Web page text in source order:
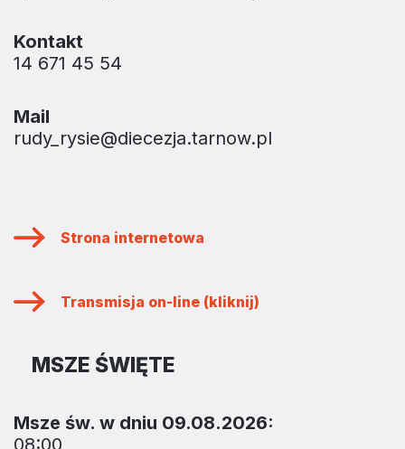
Kontakt
14 671 45 54
Mail
rudy_rysie@diecezja.tarnow.pl
Strona internetowa
Transmisja on-line (kliknij)
MSZE ŚWIĘTE
Msze św. w dniu 09.08.2026:
08:00